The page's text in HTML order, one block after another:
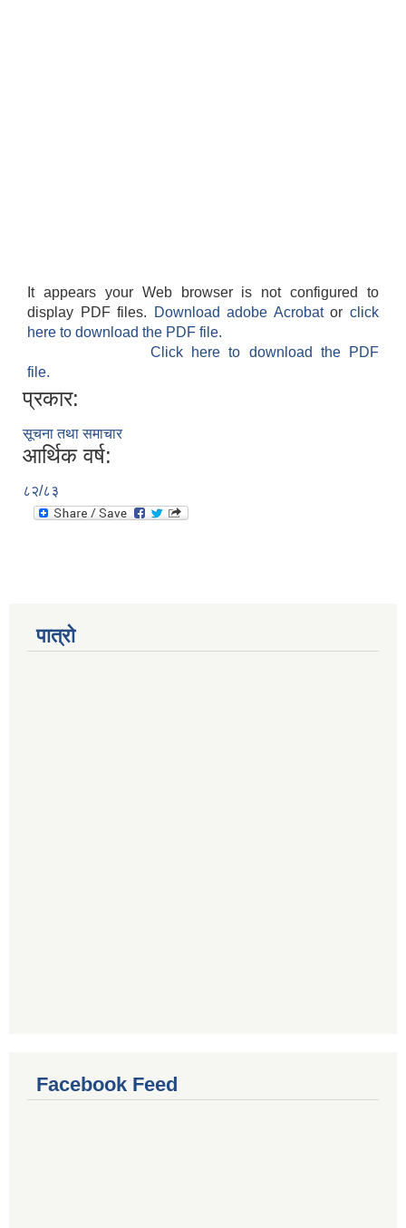
It appears your Web browser is not configured to
display PDF files.
Download adobe Acrobatorclick
here to download the PDF file.
Click here to download the PDF
file.
प्रकार:
सूचना तथा समाचार
आर्थिक वर्ष:
८२/८३
पात्रो
Facebook Feed